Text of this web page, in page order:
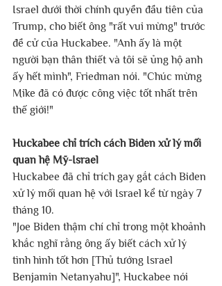
Israel dưới thời chính quyền đầu tiên của
Trump, cho biết ông "rất vui mừng" trước
đề cử của Huckabee. "Anh ấy là một
người bạn thân thiết và tôi sẽ ủng hộ anh
ấy hết mình", Friedman nói. "Chúc mừng
Mike đã có được công việc tốt nhất trên
thế giới!"
Huckabee chỉ trích cách Biden xử lý mối
quan hệ Mỹ-Israel
Huckabee đã chỉ trích gay gắt cách Biden
xử lý mối quan hệ với Israel kể từ ngày 7
tháng 10.
"Joe Biden thậm chí chỉ trong một khoảnh
khắc nghĩ rằng ông ấy biết cách xử lý
tình hình tốt hơn [Thủ tướng Israel
Benjamin Netanyahu]", Huckabee nói